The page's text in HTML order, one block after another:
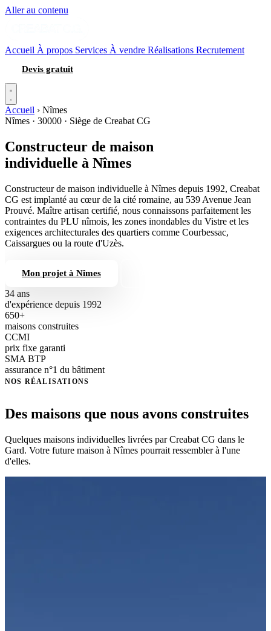
Aller au contenu
Accueil À propos Services À vendre Réalisations Recrutement
Devis gratuit
Accueil › Nîmes
Nîmes · 30000 · Siège de Creabat CG
Constructeur de maison
individuelle à Nîmes
Constructeur de maison individuelle à Nîmes depuis 1992, Creabat
CG est implanté au cœur de la cité romaine, au 539 Avenue Jean
Prouvé. Maître artisan certifié, nous connaissons parfaitement les
contraintes du PLU nîmois, les zones inondables du Vistre et les
exigences architecturales des quartiers comme Courbessac,
Caissargues ou la route d'Uzès.
Mon projet à Nîmes
34 ans
d'expérience depuis 1992
650+
maisons construites
CCMI
prix fixe garanti
SMA BTP
assurance n°1 du bâtiment
NOS RÉALISATIONS
Des maisons que nous avons construites
Quelques maisons individuelles livrées par Creabat CG dans le
Gard. Votre future maison à Nîmes pourrait ressembler à l'une
d'elles.